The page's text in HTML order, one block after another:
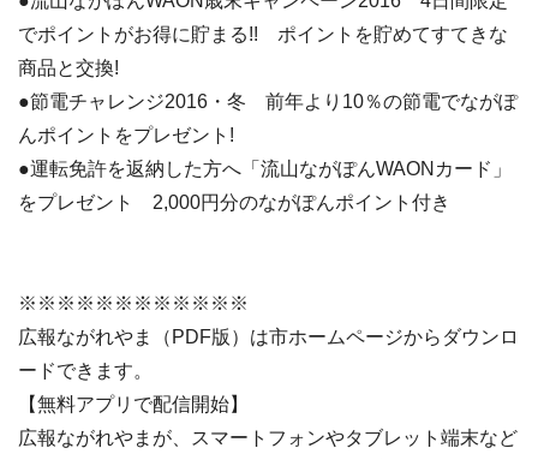
でポイントがお得に貯まる!! ポイントを貯めてすてきな
商品と交換!
●節電チャレンジ2016・冬 前年より10％の節電でながぽ
んポイントをプレゼント!
●運転免許を返納した方へ「流山ながぽんWAONカード」
をプレゼント 2,000円分のながぽんポイント付き
※※※※※※※※※※※※
広報ながれやま（PDF版）は市ホームページからダウンロ
ードできます。
【無料アプリで配信開始】
広報ながれやまが、スマートフォンやタブレット端末など